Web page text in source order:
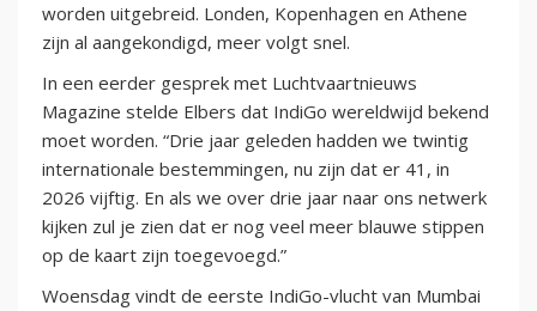
worden uitgebreid. Londen, Kopenhagen en Athene
zijn al aangekondigd, meer volgt snel.
In een eerder gesprek met Luchtvaartnieuws
Magazine stelde Elbers dat IndiGo wereldwijd bekend
moet worden. “Drie jaar geleden hadden we twintig
internationale bestemmingen, nu zijn dat er 41, in
2026 vijftig. En als we over drie jaar naar ons netwerk
kijken zul je zien dat er nog veel meer blauwe stippen
op de kaart zijn toegevoegd.”
Woensdag vindt de eerste IndiGo-vlucht van Mumbai